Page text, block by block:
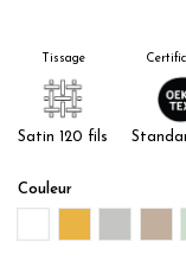
Tissage
Satin 120 fils
Couleur